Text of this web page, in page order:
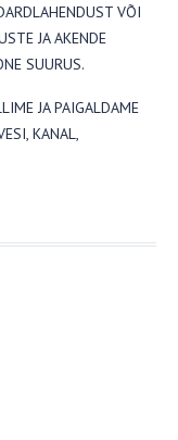
VÕI
JA AKENDE
SUURUS.
JA PAIGALDAME
KANAL,